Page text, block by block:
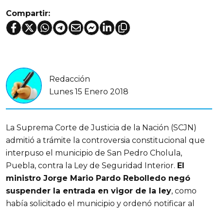
Compartir:
Redacción
Lunes 15 Enero 2018
La Suprema Corte de Justicia de la Nación (SCJN)
admitió a trámite la controversia constitucional que
interpuso el municipio de San Pedro Cholula,
Puebla, contra la Ley de Seguridad Interior. El
ministro Jorge Mario Pardo Rebolledo negó
suspender la entrada en vigor de la ley, como
había solicitado el municipio y ordenó notificar al